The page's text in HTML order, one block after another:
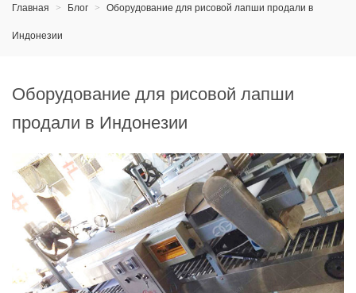
Главная > Блог > Оборудование для рисовой лапши продали в
Индонезии
Оборудование для рисовой лапши
продали в Индонезии